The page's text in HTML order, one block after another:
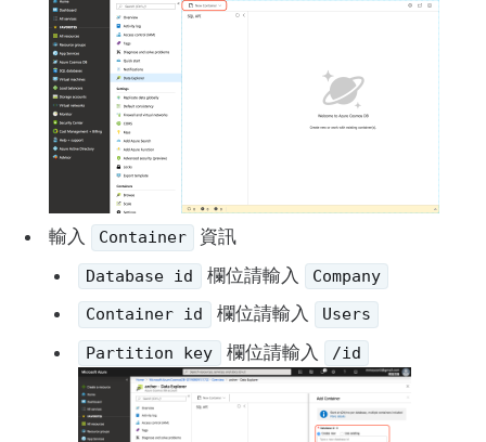
輸入 Container 資訊
Database id 欄位請輸入
Company
Container id
欄位請輸入
Users
Partition key
欄位請輸入 /id